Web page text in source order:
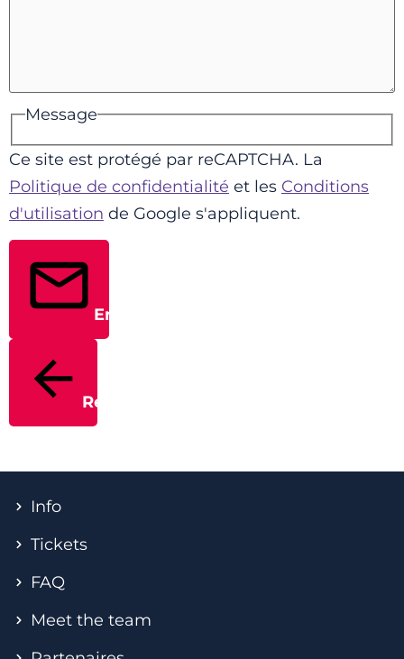
Message
Ce site est protégé par reCAPTCHA. La
Politique de confidentialité et les Conditions
d'utilisation de Google s'appliquent.
Envoyer
Retour
Info
Tickets
FAQ
Meet the team